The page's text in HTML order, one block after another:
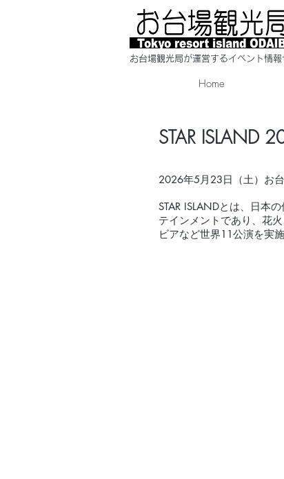
お台場観光局が運営するイベント情報
Home
STAR ISLAND
2026年5月23日（土）お
STAR ISLANDとは、日本
テインメントであり、花
ビアなど世界11公演を実